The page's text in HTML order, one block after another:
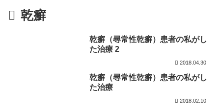
乾癬
乾癬（尋常性乾癬）患者の私がし
た治療 2
2018.04.30
乾癬（尋常性乾癬）患者の私がし
た治療
2018.02.10